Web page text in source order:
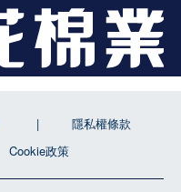
隱私權條款
Cookie政策